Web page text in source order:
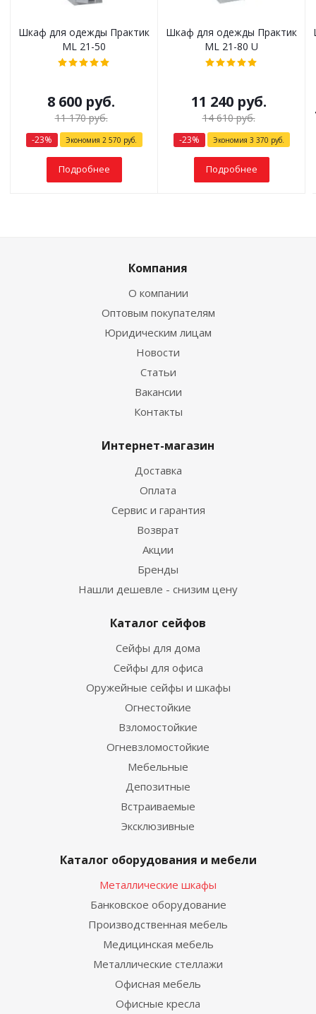
Шкаф для одежды Практик
ML 21-50
8 600 руб.
11 170руб.
-23% Экономия 2 570 руб.
Подробнее
Шкаф для одежды Практик
ML 21-80 U
11 240руб.
14 610руб.
-23% Экономия 3 370 руб.
Подробнее
Компания
О компании
Оптовым покупателям
Юридическим лицам
Новости
Статьи
Вакансии
Контакты
Интернет-магазин
Доставка
Оплата
Сервис и гарантия
Возврат
Акции
Бренды
Нашли дешевле - снизим цену
Каталог сейфов
Сейфы для дома
Сейфы для офиса
Оружейные сейфы и шкафы
Огнестойкие
Взломостойкие
Огневзломостойкие
Мебельные
Депозитные
Встраиваемые
Эксклюзивные
Каталог оборудования и мебели
Металлические шкафы
Банковское оборудование
Производственная мебель
Медицинская мебель
Металлические стеллажи
Офисная мебель
Офисные кресла